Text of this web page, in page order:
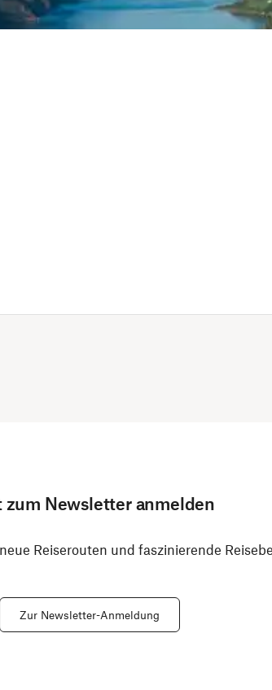
zum Newsletter anmelden
Reiserouten und faszinierende
Zur Newsletter-Anmeldung